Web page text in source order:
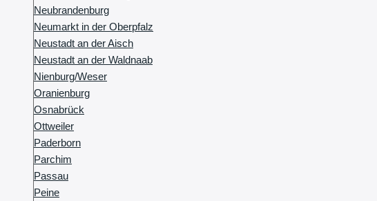
Neubrandenburg
Neumarkt in der Oberpfalz
Neustadt an der Aisch
Neustadt an der Waldnaab
Nienburg/Weser
Oranienburg
Osnabrück
Ottweiler
Paderborn
Parchim
Passau
Peine